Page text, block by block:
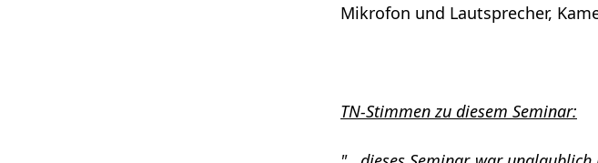
Mikrofon und Lautsprecher,
TN-Stimmen zu diesem Seminar: